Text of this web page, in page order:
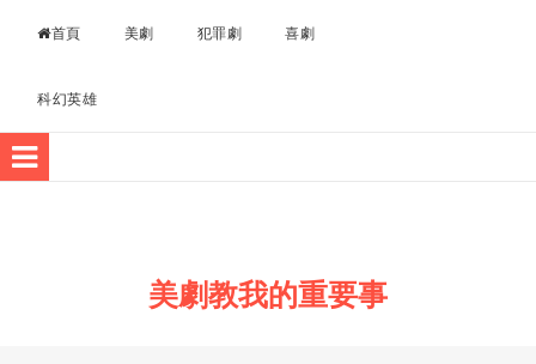
首頁 美劇 犯罪劇 喜劇
科幻英雄
美劇教我的重要事